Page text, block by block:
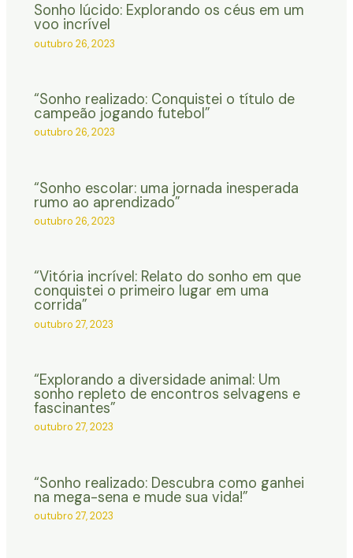
Sonho lúcido: Explorando os céus em um
voo incrível
outubro 26, 2023
“Sonho realizado: Conquistei o título de
campeão jogando futebol”
outubro 26, 2023
“Sonho escolar: uma jornada inesperada
rumo ao aprendizado”
outubro 26, 2023
“Vitória incrível: Relato do sonho em que
conquistei o primeiro lugar em uma
corrida”
outubro 27, 2023
“Explorando a diversidade animal: Um
sonho repleto de encontros selvagens e
fascinantes”
outubro 27, 2023
“Sonho realizado: Descubra como ganhei
na mega-sena e mude sua vida!”
outubro 27, 2023